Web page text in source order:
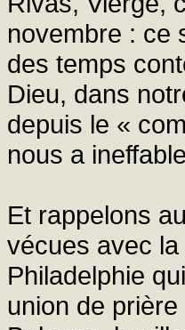
novembre : ce
des temps
Dieu, dans
depuis le «
nous a
Et rappelons
vécues avec
Philadelphie
union de